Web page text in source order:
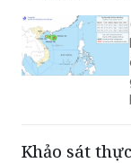
Khảo sát